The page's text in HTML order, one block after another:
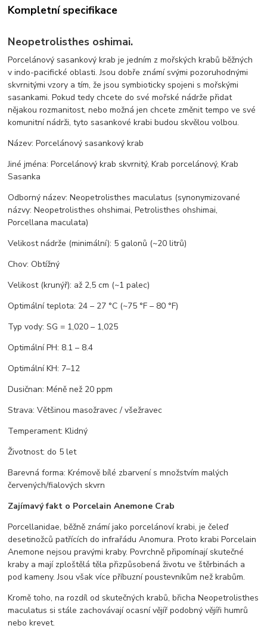
Kompletní specifikace
Neopetrolisthes oshimai.
Porcelánový sasankový krab je jedním z mořských krabů běžných
v indo-pacifické oblasti. Jsou dobře známí svými pozoruhodnými
skvrnitými vzory a tím, že jsou symbioticky spojeni s mořskými
sasankami. Pokud tedy chcete do své mořské nádrže přidat
nějakou rozmanitost, nebo možná jen chcete změnit tempo ve své
komunitní nádrži, tyto sasankové krabi budou skvělou volbou.
Název: Porcelánový sasankový krab
Jiné jména: Porcelánový krab skvrnitý, Krab porcelánový, Krab
Sasanka
Odborný název: Neopetrolisthes maculatus (synonymizované
názvy: Neopetrolisthes ohshimai, Petrolisthes ohshimai,
Porcellana maculata)
Velikost nádrže (minimální): 5 galonů (~20 litrů)
Chov: Obtížný
Velikost (krunýř): až 2,5 cm (~1 palec)
Optimální teplota: 24 – 27 °C (~75 °F – 80 °F)
Typ vody: SG = 1,020 – 1,025
Optimální PH: 8.1 – 8.4
Optimální KH: 7–12
Dusičnan: Méně než 20 ppm
Strava: Většinou masožravec / všežravec
Temperament: Klidný
Životnost: do 5 let
Barevná forma: Krémově bílé zbarvení s množstvím malých
červených/fialových skvrn
Zajímavý fakt o Porcelain Anemone Crab
Porcellanidae, běžně známí jako porcelánoví krabi, je čeleď
desetinožců patřících do infrařádu Anomura. Proto krabi Porcelain
Anemone nejsou pravými kraby. Povrchně připomínají skutečné
kraby a mají zploštělá těla přizpůsobená životu ve štěrbinách a
pod kameny. Jsou však více příbuzní poustevníkům než krabům.
Kromě toho, na rozdíl od skutečných krabů, břicha Neopetrolisthes
maculatus si stále zachovávají ocasní vějíř podobný vějíři humrů
nebo krevet.